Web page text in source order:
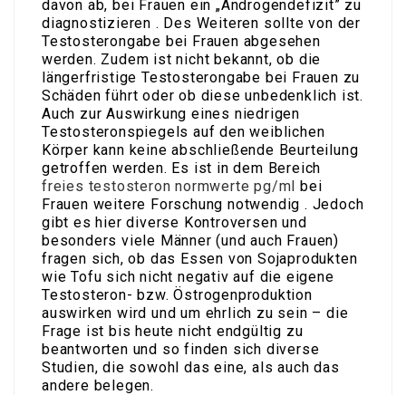
davon ab, bei Frauen ein „Androgendefizit” zu
diagnostizieren . Des Weiteren sollte von der
Testosterongabe bei Frauen abgesehen
werden. Zudem ist nicht bekannt, ob die
längerfristige Testosterongabe bei Frauen zu
Schäden führt oder ob diese unbedenklich ist.
Auch zur Auswirkung eines niedrigen
Testosteronspiegels auf den weiblichen
Körper kann keine abschließende Beurteilung
getroffen werden. Es ist in dem Bereich
freies testosteron normwerte pg/ml bei
Frauen weitere Forschung notwendig . Jedoch
gibt es hier diverse Kontroversen und
besonders viele Männer (und auch Frauen)
fragen sich, ob das Essen von Sojaprodukten
wie Tofu sich nicht negativ auf die eigene
Testosteron- bzw. Östrogenproduktion
auswirken wird und um ehrlich zu sein – die
Frage ist bis heute nicht endgültig zu
beantworten und so finden sich diverse
Studien, die sowohl das eine, als auch das
andere belegen.